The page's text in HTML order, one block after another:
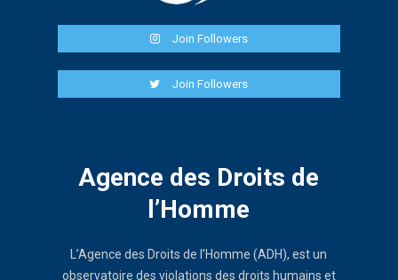
Join Followers
Join Followers
Agence des Droits de
l’Homme
L’Agence des Droits de l’Homme (ADH), est un
observatoire des violations des droits humains et